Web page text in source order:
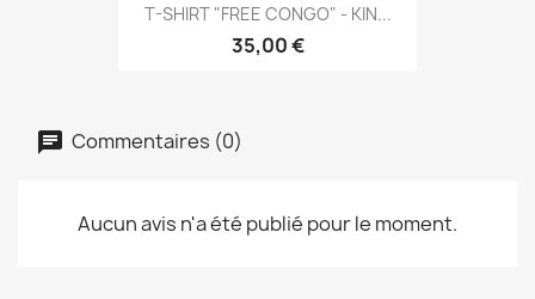
T-SHIRT "FREE CONGO" - KIN...
35,00 €
Commentaires (0)
Aucun avis n'a été publié pour le moment.